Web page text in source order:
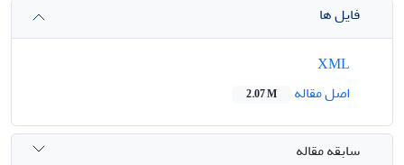
فایل ها
اصل مقاله
2.07 M
سابقه مقاله